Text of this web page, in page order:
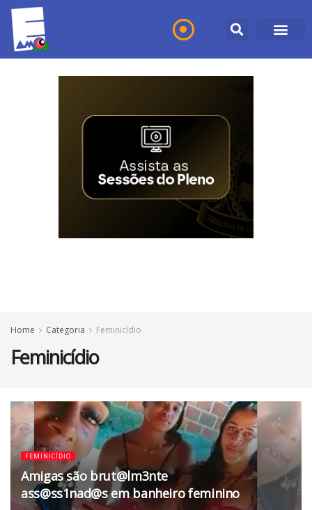
Home Categoria Feminicídio
Feminicídio
FEMINICÍDIO
Amigas são brut@lm3nte
ass@ss1nad@s em banheiro feminino